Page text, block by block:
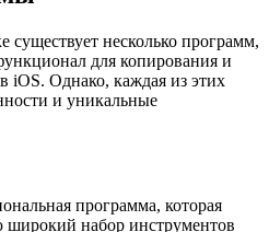
существует несколько программ,
для копирования и
iOS. Однако, каждая из этих
и уникальные
программа, которая
широкий набор инструментов